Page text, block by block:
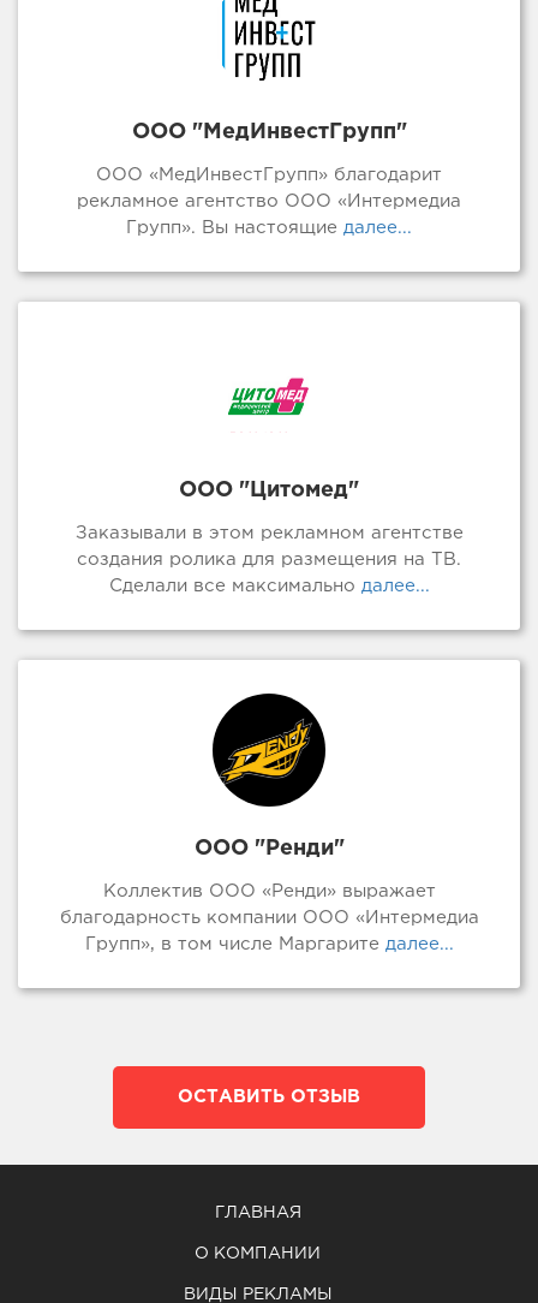
ООО "МедИнвестГрупп"
ООО «МедИнвестГрупп» благодарит
рекламное агентство ООО «Интермедиа
Групп». Вы настоящие далее...
ООО "Цитомед"
Заказывали в этом рекламном агентстве
создания ролика для размещения на ТВ.
Сделали все максимально далее...
ООО "Ренди"
Коллектив ООО «Ренди» выражает
благодарность компании ООО «Интермедиа
Групп», в том числе Маргарите далее...
ОСТАВИТЬ ОТЗЫВ
ГЛАВНАЯ
О КОМПАНИИ
ВИДЫ РЕКЛАМЫ